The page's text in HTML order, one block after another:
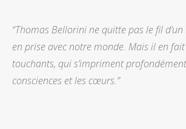
“Thomas Bellorini ne quitte pas le fil
en prise avec notre monde. Mais il en fait
touchants, qui s’impriment
consciences et les cœurs.”